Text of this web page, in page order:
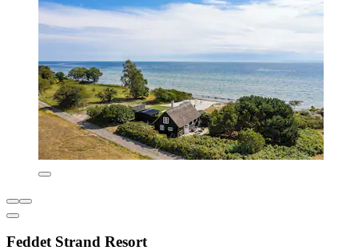
Feddet Strand Resort